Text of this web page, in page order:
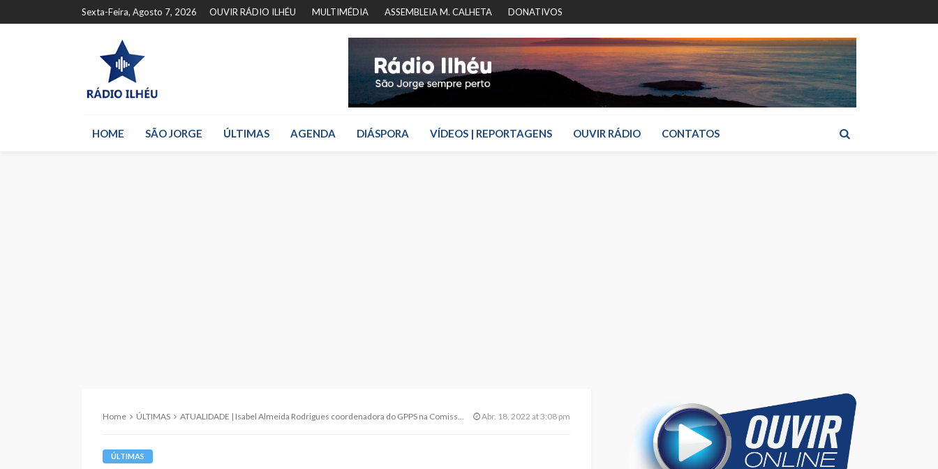
Sexta-Feira, Agosto 7, 2026 OUVIR RÁDIO ILHÉU MULTIMÉDIA ASSEMBLEIA M. CALHETA DONATIVOS
HOME SÃO JORGE ÚLTIMAS AGENDA DIÁSPORA VÍDEOS | REPORTAGENS OUVIR RÁDIO CONTATOS
Home ÚLTIMAS ATUALIDADE | Isabel Almeida Rodrigues coordenadora do GPPS na Comissão de Assuntos Constitucionais Abr. 18, 2022 at 3:08 pm
ÚLTIMAS